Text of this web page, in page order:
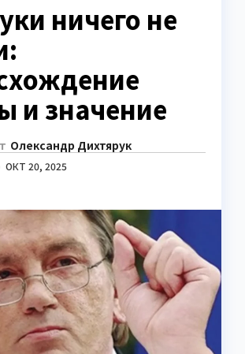
ничего не
и значение
Олександр Дихтярук
ОКТ 20, 2025